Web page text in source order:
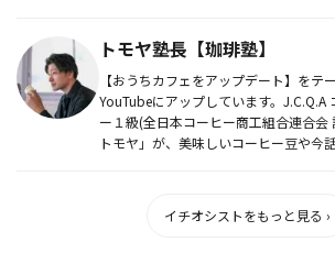
トモヤ塾長【珈琲塾】
【おうちカフェをアップデート】をテ
YouTubeにアップしています。J.C.Q.A
ー１級(全日本コーヒー商工組合連合会
トモヤ」が、美味しいコーヒー豆や今
イチオシストをもっと見る ›